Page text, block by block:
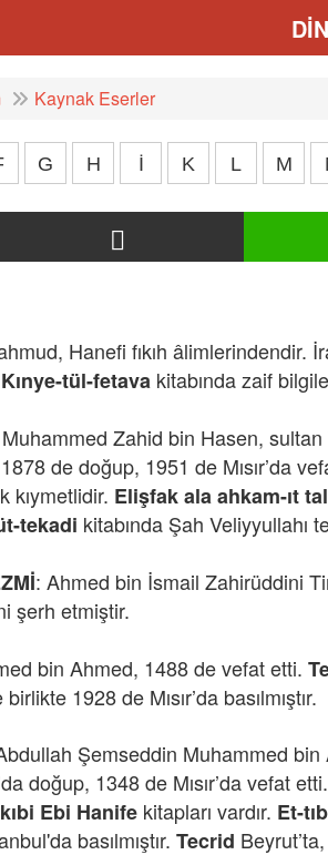
Kaynak Eserler
G H İ K L M
Hanefi fıkıh âlimlerindendir.
Kınye-tül-fetava kitabında zaif
Zahid bin Hasen,
de doğup, 1951 de Mısır’da
kıymetlidir. Elişfak ala ahkam-ıt
tekadi kitabında Şah Veliyyullahı
: Ahmed bin İsmail Zahirüddini
şerh etmiştir.
bin Ahmed, 1488 de vefat etti.
1928 de Mısır’da basılmıştır.
Şemseddin Muhammed
doğup, 1348 de Mısır’da vefat
Ebi Hanife kitapları vardır. Et-
basılmıştır. Tecrid